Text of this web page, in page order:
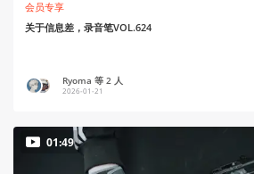
会员专享
关于信息差，录音笔VOL.624
Ryoma 等 2 人
2026-01-21
01:49